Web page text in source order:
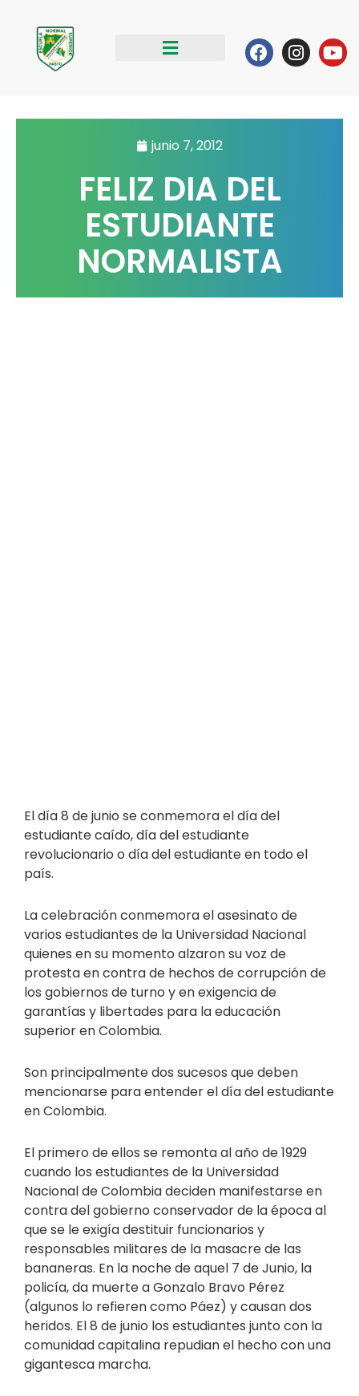
contenido
Facebook
junio 7, 2012
FELIZ DIA DEL
ESTUDIANTE
NORMALISTA
El día 8 de junio se conmemora el día del
estudiante caído, día del estudiante
revolucionario o día del estudiante en todo el
país.
La celebración conmemora el asesinato de
varios estudiantes de la Universidad Nacional
quienes en su momento alzaron su voz de
protesta en contra de hechos de corrupción de
los gobiernos de turno y en exigencia de
garantías y libertades para la educación
superior en Colombia.
Son principalmente dos sucesos que deben
mencionarse para entender el día del estudiante
en Colombia.
El primero de ellos se remonta al año de 1929
cuando los estudiantes de la Universidad
Nacional de Colombia deciden manifestarse en
contra del gobierno conservador de la época al
que se le exigía destituir funcionarios y
responsables militares de la masacre de las
bananeras. En la noche de aquel 7 de Junio, la
policía, da muerte a Gonzalo Bravo Pérez
(algunos lo refieren como Páez) y causan dos
heridos. El 8 de junio los estudiantes junto con la
comunidad capitalina repudian el hecho con una
gigantesca marcha.